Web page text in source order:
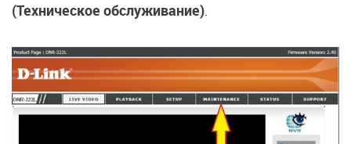
(Техническое обслуживание).